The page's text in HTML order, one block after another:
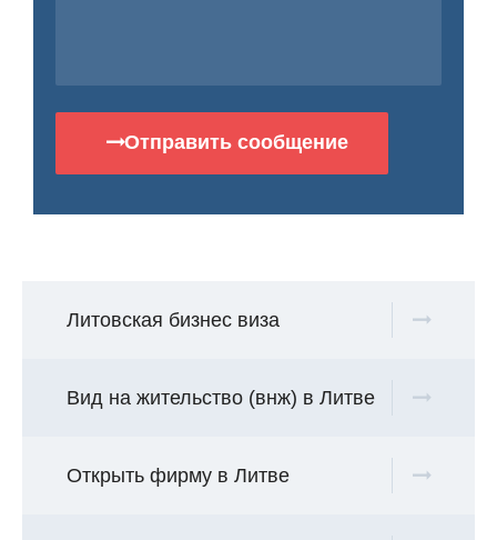
Литовская бизнес виза
Вид на жительство (внж) в Литве
Открыть фирму в Литве
Отправить сообщение